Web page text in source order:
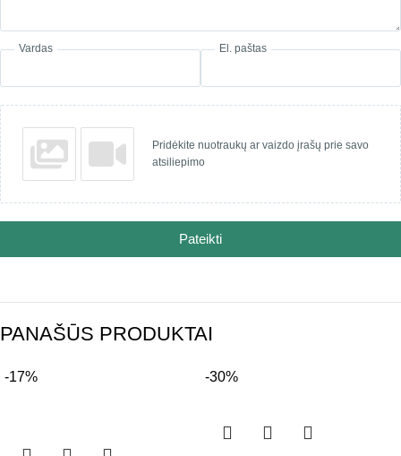
Vardas El. paštas
Pridėkite nuotraukų ar vaizdo įrašų prie savo
atsiliepimo
Pateikti
PANAŠŪS PRODUKTAI
-17% -30%